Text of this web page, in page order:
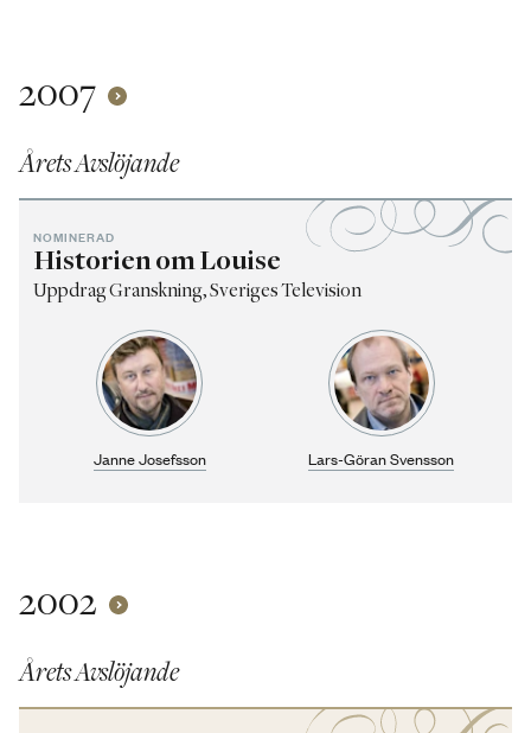
2007
Årets Avslöjande
NOMINERAD
Historien om Louise
Uppdrag Granskning, Sveriges Television
Janne Josefsson Lars-Göran Svensson
2002
Årets Avslöjande